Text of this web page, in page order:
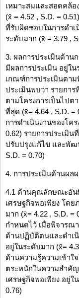
เหมาะสมและสอดคล้อ
(x̄ = 4.52 , S.D. =
ที่รับผิดชอบในการดำเ
ระดับมาก (x̄ = 3.79 ,
3. ผลการประเมินด้าน
มีผลการประเมิน อยู่ใน
เกณฑ์การประเมินตา
ประเมินพบว่า รายการ
ตามโครงการเป็นไปต
ที่สุด (x̄= 4.64 , S.D.
การดำเนินงานของโค
0.62) รายการประเมิ
ปรับปรุงแก้ไข และพัฒ
S.D. = 0.70)
4. การประเมินด้านผล
4.1 ด้านคุณลักษณะอัน
เศรษฐกิจพอเพียง โด
มาก (x̄= 4.22 , S.D.
กำหนดไว้ เมื่อพิจารณ
ด้านปฏิบัติตนและดำเ
อยู่ในระดับมาก (x̄=
ด้านความรู้ความเข้าใ
ตระหนักในความสำคั
เศรษฐกิจพอเพียง อยู่ใ
0.76)